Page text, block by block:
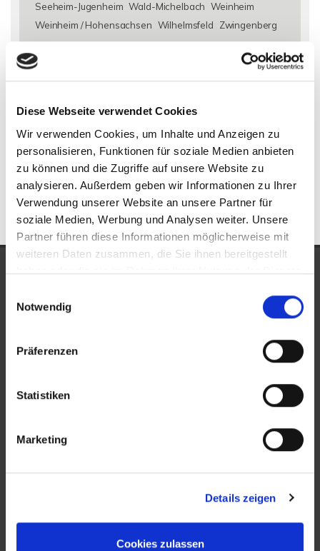
Diese Webseite verwendet Cookies
Wir verwenden Cookies, um Inhalte und Anzeigen zu
personalisieren, Funktionen für soziale Medien anbieten
zu können und die Zugriffe auf unsere Website zu
analysieren. Außerdem geben wir Informationen zu Ihrer
Verwendung unserer Website an unsere Partner für
soziale Medien, Werbung und Analysen weiter. Unsere
Partner führen diese Informationen möglicherweise mit
weiteren Daten zusammen, die Sie ihnen bereitgestellt
haben oder die sie im Rahmen Ihrer Nutzung der Dienste
Notwendig
Präferenzen
Statistiken
Marketing
Details zeigen
Cookies zulassen
Seeheim-Jugenheim Wald-Michelbach Weinheim
Weinheim / Hohensachsen Wilhelmsfeld Zwingenberg
Eigentumswohnungen Alsbach-Hähnlein
Eigentumswohnung
Alsbach-Hähnlein
Immo Alsbach-Hähnlein
Wohnungen
Wohnungssuche Alsbach-Hähnlein
Wohnungsanzeigen
Alsbach-Hähnlein
Wohnung Alsbach-Hähnlein
kaufen
Alsbach-Hähnlein
Immobilie Alsbach-Hähnlein
Immobilien
Alsbach-Hähnlein
Immobilienkauf Alsbach-Hähnlein
UNSERE AUSZEICHNUNGEN
KONTAKT
New Place Immobilien
64646 Heppenheim